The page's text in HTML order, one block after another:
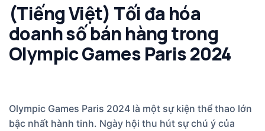
(Tiếng Việt) Tối đa hóa
doanh số bán hàng trong
Olympic Games Paris 2024
Olympic Games Paris 2024 là một sự kiện thể thao lớn
bậc nhất hành tinh. Ngày hội thu hút sự chú ý của